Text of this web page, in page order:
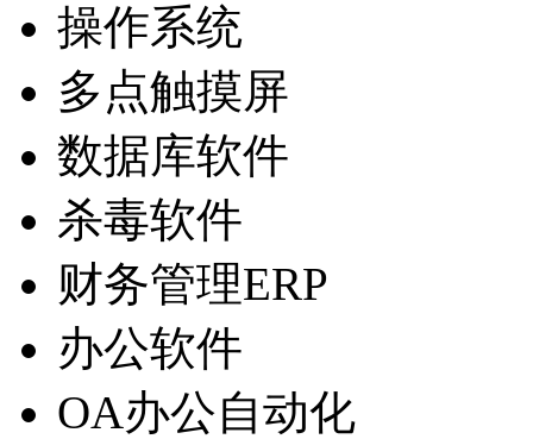
操作系统
多点触摸屏
数据库软件
杀毒软件
财务管理ERP
办公软件
OA办公自动化